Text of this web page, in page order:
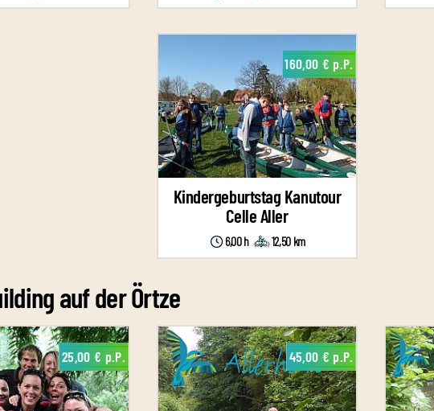
160,00 € p.P.
Kindergeburtstag Kanutour
Celle Aller
6,00 h 12,50 km
auf der Örtze
25,00 € p.P. 45,00 € p.P.